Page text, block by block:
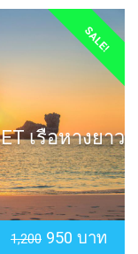
SALE!
เรือหางยาว
1,200 950 บาท